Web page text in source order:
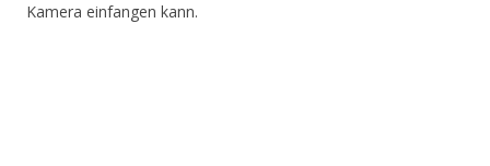
Kamera einfangen kann.